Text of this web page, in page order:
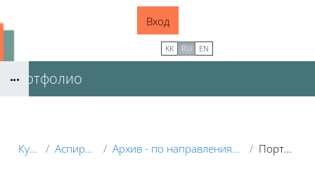
Вход
KK RU EN
Портфолио
Курсы Аспирантура Архив - по направлениям подготовки Портфолио